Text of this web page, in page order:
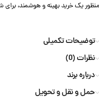
منظور یک خرید بهینه و هوشمند، برای
توضیحات تکمیلی
نظرات (0)
درباره برند
حمل و نقل و تحویل